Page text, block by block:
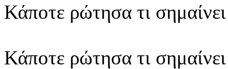
Κάποτε ρώτησα τι
Κάποτε ρώτησα τι